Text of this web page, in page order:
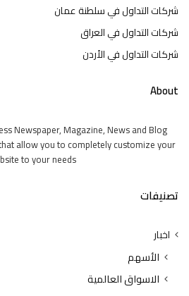
شركات التداول في سلطنة عمان
شركات التداول في العراق
شركات التداول في الأردن
About
Newspaper, Magazine, News and Blog
allow you to completely customize your
to your needs.
تصنيفات
اخبار
الأسهم
الاسواق العالمية